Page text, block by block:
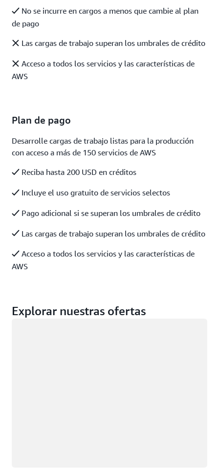
No se incurre en cargos a menos que cambie al plan
de pago
Las cargas de trabajo superan los umbrales de crédito
Acceso a todos los servicios y las características de
AWS
Plan de pago
Desarrolle cargas de trabajo listas para la producción
con acceso a más de 150 servicios de AWS
Reciba hasta 200 USD en créditos
Incluye el uso gratuito de servicios selectos
Pago adicional si se superan los umbrales de crédito
Las cargas de trabajo superan los umbrales de crédito
Acceso a todos los servicios y las características de
AWS
Explorar nuestras ofertas